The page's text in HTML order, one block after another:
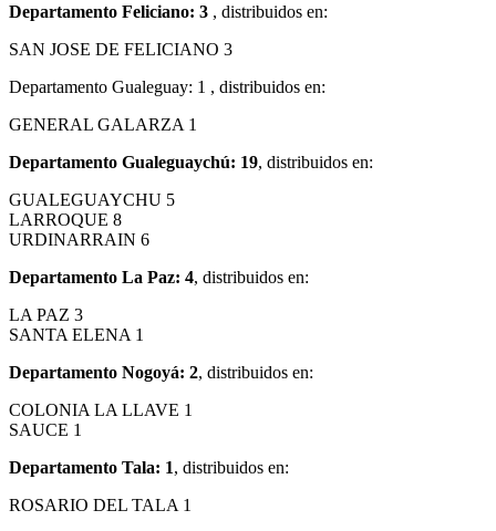
Departamento Feliciano: 3 , distribuidos en:
SAN JOSE DE FELICIANO 3
Departamento Gualeguay: 1 , distribuidos en:
GENERAL GALARZA 1
Departamento Gualeguaychú: 19, distribuidos en:
GUALEGUAYCHU 5
LARROQUE 8
URDINARRAIN 6
Departamento La Paz: 4, distribuidos en:
LA PAZ 3
SANTA ELENA 1
Departamento Nogoyá: 2, distribuidos en:
COLONIA LA LLAVE 1
SAUCE 1
Departamento Tala: 1, distribuidos en:
ROSARIO DEL TALA 1